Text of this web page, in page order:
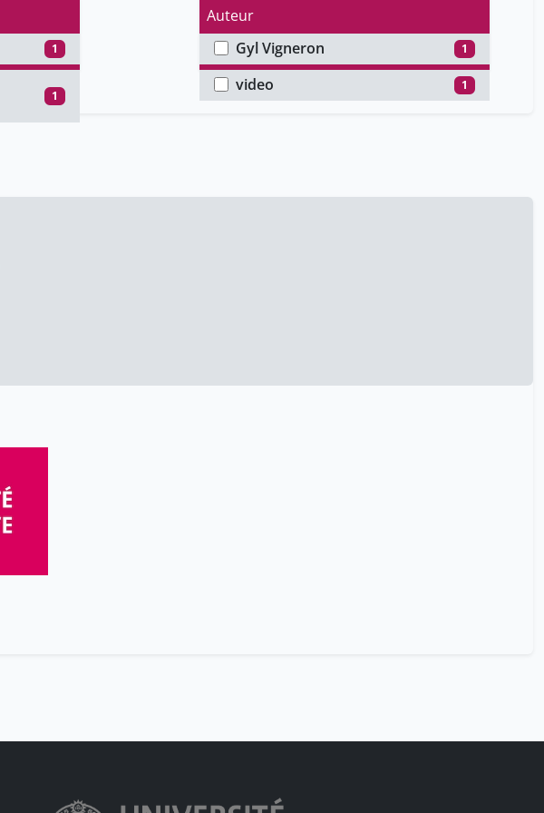
1
Auteur
Gyl Vigneron
1
1
Type de média
video
1